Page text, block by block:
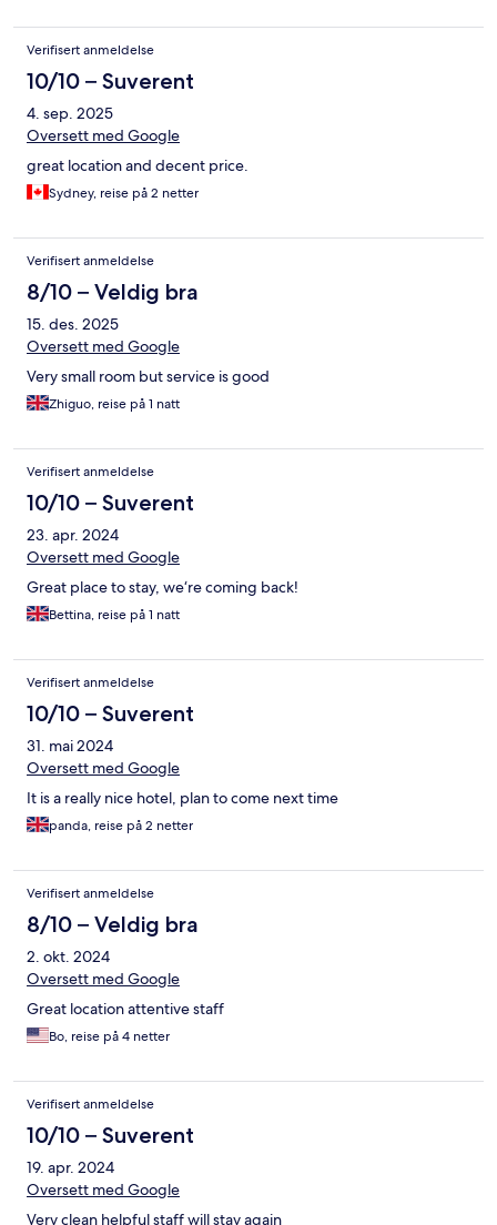
Verifisert anmeldelse
10/10 – Suverent
4. sep. 2025
Oversett med Google
great location and decent price.
Sydney, reise på 2 netter
Verifisert anmeldelse
8/10 – Veldig bra
15. des. 2025
Oversett med Google
Very small room but service is good
Zhiguo, reise på 1 natt
Verifisert anmeldelse
10/10 – Suverent
23. apr. 2024
Oversett med Google
Great place to stay, we‘re coming back!
Bettina, reise på 1 natt
Verifisert anmeldelse
10/10 – Suverent
31. mai 2024
Oversett med Google
It is a really nice hotel, plan to come next time
panda, reise på 2 netter
Verifisert anmeldelse
8/10 – Veldig bra
2. okt. 2024
Oversett med Google
Great location attentive staff
Bo, reise på 4 netter
Verifisert anmeldelse
10/10 – Suverent
19. apr. 2024
Oversett med Google
Very clean helpful staff will stay again